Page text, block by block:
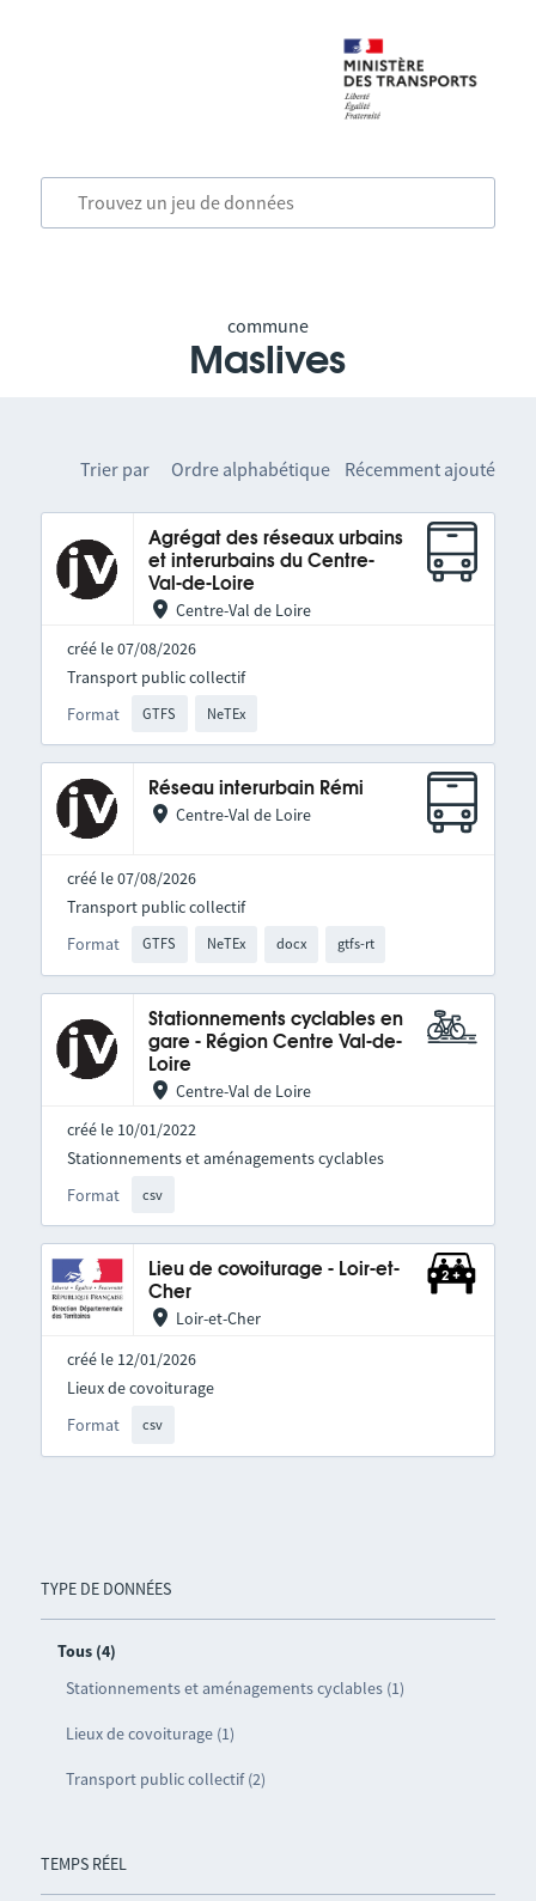
commune
Maslives
TYPE DE DONNÉES
Tous (4)
Stationnements et aménagements cyclables (1)
Lieux de covoiturage (1)
Transport public collectif (2)
TEMPS RÉEL
Trier par Ordre alphabétique Récemment ajouté
Agrégat des réseaux urbains
et interurbains du Centre-
Val-de-Loire
Centre-Val de Loire
créé le 07/08/2026
Format GTFS NeTEx
Transport public collectif
Réseau interurbain Rémi
Centre-Val de Loire
créé le 07/08/2026
Format GTFS NeTEx docx gtfs-rt
Transport public collectif
Stationnements cyclables en
gare - Région Centre Val-de-
Loire
Centre-Val de Loire
créé le 10/01/2022
Format csv
Stationnements et aménagements cyclables
Lieu de covoiturage - Loir-et-
Cher
Loir-et-Cher
créé le 12/01/2026
Format csv
Lieux de covoiturage